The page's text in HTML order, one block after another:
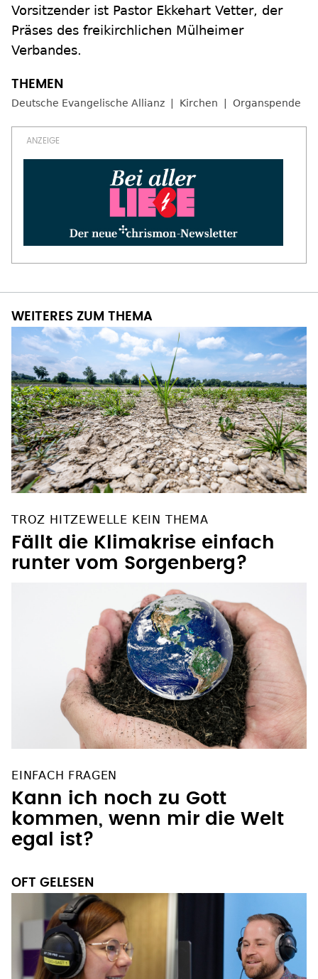
Vorsitzender ist Pastor Ekkehart Vetter, der
Präses des freikirchlichen Mülheimer
Verbandes.
Deutsche Evangelische Allianz Kirchen Organspende
WEITERES ZUM THEMA
TROZ HITZEWELLE KEIN THEMA
Fällt die Klimakrise einfach
runter vom Sorgenberg?
EINFACH FRAGEN
Kann ich noch zu Gott
kommen, wenn mir die Welt
egal ist?
OFT GELESEN